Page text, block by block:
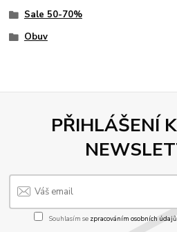
Sale 50-70%
Obuv
PŘIHLÁŠENÍ
Souhlasím se zpracováním osobních údajů